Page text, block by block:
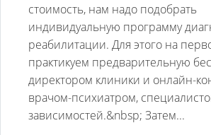
стоимость, нам надо подобрать
индивидуальную программу
реабилитации. Для этого на
практикуем предварительную
директором клиники и онлайн-
врачом-психиатром,
зависимостей.&nbsp; Затем...